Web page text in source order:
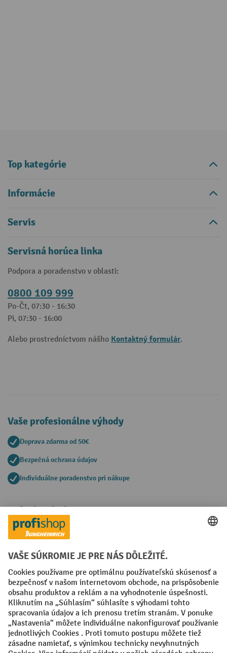
Top kategórie
Informácie
Servis
Servisná horúca linka
Podpora a poradenstvo v oblasti:
0800 109 999
Po-Čt, 07:30 - 16:30
Pi, 07:30 - 16:00
Alebo prostredníctvom nášho Kontaktný formulár.
Vaše profesionálne výhody
Doprava zdarma od 50€
Bezpečná ochrana údajov
Individuálne poradenstvo pri nákupe
Spôsoby platby
Creditcard (Master)Creditcard (Visa)
Faktúra Predplatba
Sociálne siete
Facebook
YouTube
LinkedIn